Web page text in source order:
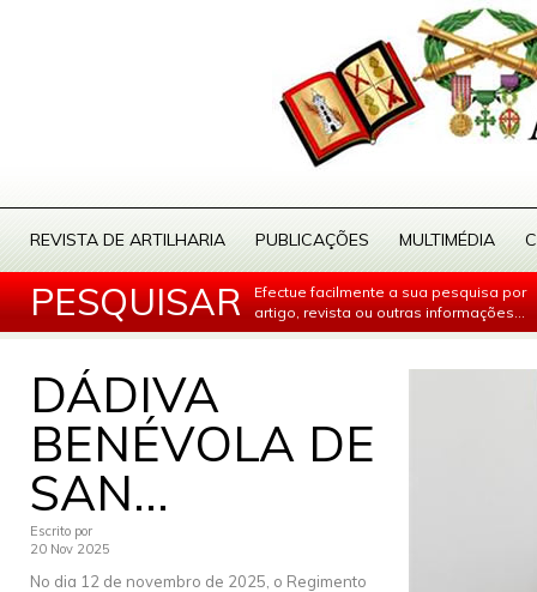
REVISTA DE ARTILHARIA PUBLICAÇÕES MULTIMÉDIA
PESQUISAR
Efectue facilmente a sua pesquisa por
artigo, revista ou outras informações...
DÁDIVA
BENÉVOLA DE
SAN...
Escrito por
20 Nov 2025
No dia 12 de novembro de 2025, o Regimento